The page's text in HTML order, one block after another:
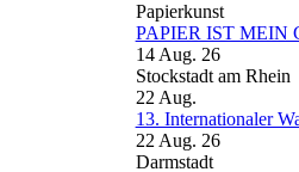
PAPIER IST MEIN
14 Aug. 26
Stockstadt am Rhein
22 Aug.
13. Internationaler
22 Aug. 26
Darmstadt